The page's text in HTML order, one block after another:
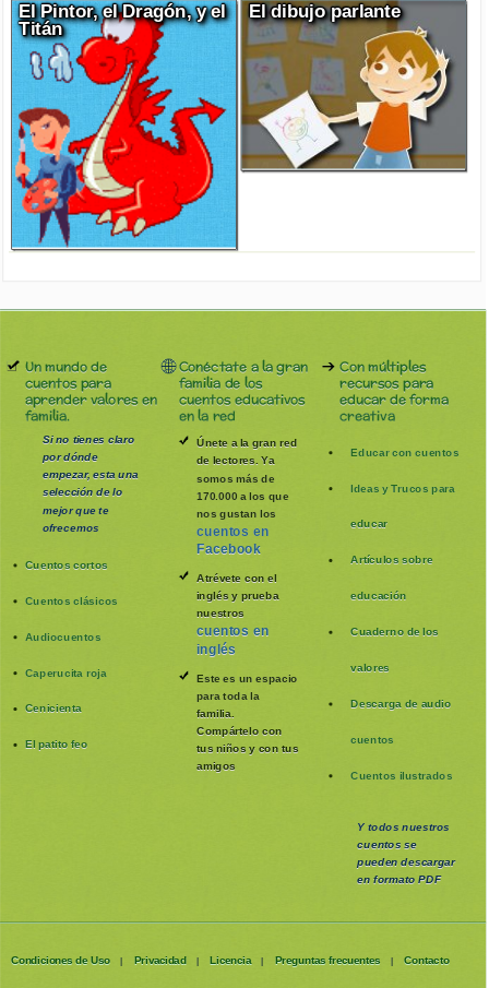
El Pintor, el Dragón, y el
Titán
El dibujo parlante
Un mundo de
cuentos para
aprender valores en
familia.
Si no tienes claro
por dónde
empezar, esta una
selección de lo
mejor que te
ofrecemos
Cuentos cortos
Cuentos clásicos
Audiocuentos
Caperucita roja
Cenicienta
El patito feo
Conéctate a la gran
familia de los
cuentos educativos
en la red
Únete a la gran red
de lectores. Ya
somos más de
170.000 a los que
nos gustan los
cuentos en
Facebook
Atrévete con el
inglés y prueba
nuestros
cuentos en
inglés
Este es un espacio
para toda la
familia
Compártelo con
tus niños y con tus
amigos
Con múltiples
recursos para
educar de forma
creativa
Educar con cuentos
Ideas y Trucos para
educar
Artículos sobre
educación
Cuaderno de los
valores
Descarga de audio
cuentos
Cuentos ilustrados
Y todos nuestros
cuentos se
puedendescargar
en formato PDF
Condiciones de Uso | Privacidad | Licencia | Preguntas frecuentes | Contacto